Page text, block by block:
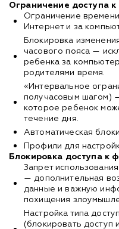
Ограничение доступа
Ограничение
Интернет и за
Блокировка
часового пояса —
ребенка за
родителями время.
«Интервальное
получасовым шагом)
которое ребенок
течение дня.
Автоматическая
Профили для
Блокировка доступа к
Запрет
— дополнительная
данные и важную
похищения
Настройка типа
(блокировать доступ